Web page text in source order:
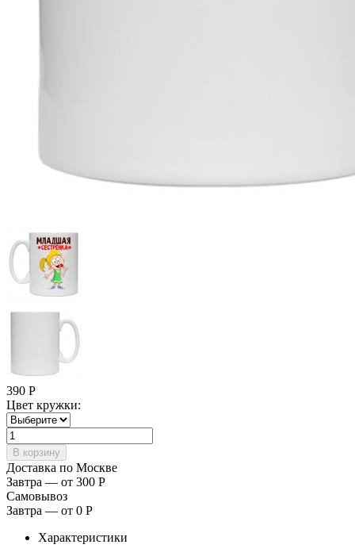
390 Р
Цвет кружки:
Доставка по Москве
Завтра — от 300 Р
Самовывоз
Завтра — от 0 Р
Характеристики